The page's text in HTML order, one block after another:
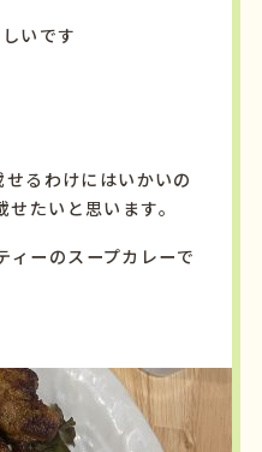
いです
るわけにはいかいの
たいと思います。
ィーのスープカレーで